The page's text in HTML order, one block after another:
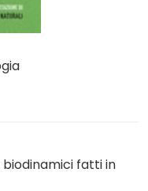
biodinamici fatti in